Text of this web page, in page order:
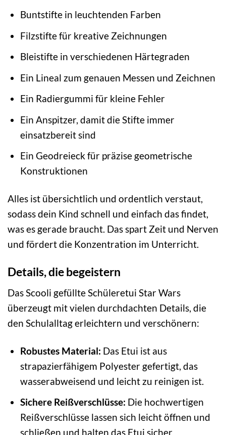
Buntstifte in leuchtenden Farben
Filzstifte für kreative Zeichnungen
Bleistifte in verschiedenen Härtegraden
Ein Lineal zum genauen Messen und Zeichnen
Ein Radiergummi für kleine Fehler
Ein Anspitzer, damit die Stifte immer
einsatzbereit sind
Ein Geodreieck für präzise geometrische
Konstruktionen
Alles ist übersichtlich und ordentlich verstaut,
sodass dein Kind schnell und einfach das findet,
was es gerade braucht. Das spart Zeit und Nerven
und fördert die Konzentration im Unterricht.
Details, die begeistern
Das Scooli gefüllte Schüleretui Star Wars
überzeugt mit vielen durchdachten Details, die
den Schulalltag erleichtern und verschönern:
Robustes Material: Das Etui ist aus
strapazierfähigem Polyester gefertigt, das
wasserabweisend und leicht zu reinigen ist.
Sichere Reißverschlüsse: Die hochwertigen
Reißverschlüsse lassen sich leicht öffnen und
schließen und halten das Etui sicher